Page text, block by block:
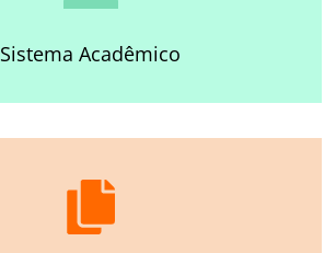
Sistema Acadêmico